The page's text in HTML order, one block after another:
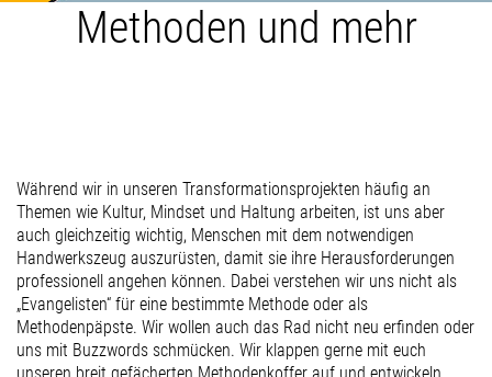
Methoden und mehr
Während wir in unseren Transformationsprojekten häufig an
Themen wie Kultur, Mindset und Haltung arbeiten, ist uns aber
auch gleichzeitig wichtig, Menschen mit dem notwendigen
Handwerkszeug auszurüsten, damit sie ihre Herausforderungen
professionell angehen können. Dabei verstehen wir uns nicht als
„Evangelisten“ für eine bestimmte Methode oder als
Methodenpäpste. Wir wollen auch das Rad nicht neu erfinden oder
uns mit Buzzwords schmücken. Wir klappen gerne mit euch
unseren breit gefächerten Methodenkoffer auf und entwickeln